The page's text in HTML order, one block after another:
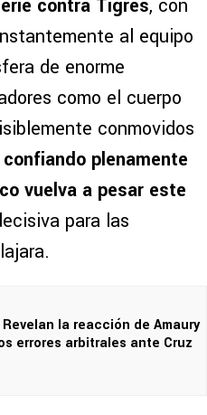
contra Tigres, con
al equipo
de enorme
como el cuerpo
conmovidos
confiando plenamente
vuelva a pesar este
para las
la reacción de Amaury
errores arbitrales ante Cruz